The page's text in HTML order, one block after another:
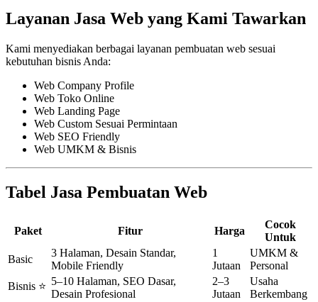
Layanan Jasa Web yang Kami Tawarkan
Kami menyediakan berbagai layanan pembuatan web sesuai
kebutuhan bisnis Anda:
Web Company Profile
Web Toko Online
Web Landing Page
Web Custom Sesuai Permintaan
Web SEO Friendly
Web UMKM & Bisnis
Tabel Jasa Pembuatan Web
Paket Fitur Harga
Cocok
Untuk
Basic
3 Halaman, Desain Standar,
Mobile Friendly
1
Jutaan
UMKM &
Personal
Bisnis ⭐ 5–10 Halaman, SEO Dasar,
Desain Profesional
2–3
Jutaan
Usaha
Berkembang